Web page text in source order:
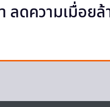
ลดความเมื่อยล้